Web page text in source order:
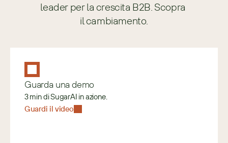
leader per la crescita B2B. Scopra
il cambiamento.
Guarda una demo
3 min di SugarAI in azione.
Guardi il video